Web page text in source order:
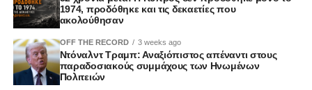
1974, προδόθηκε και τις δεκαετίες που
ακολούθησαν
OFF THE RECORD 3 weeks ago
Ντόναλντ Τραμπ: Αναξιόπιστος απέναντι στους
παραδοσιακούς συμμάχους των Ηνωμένων
Πολιτειών